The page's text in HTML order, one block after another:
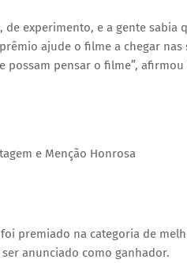
experimento, e a gente sabia
ajude o filme a chegar nas
possam pensar o filme”, afirmou
e Menção Honrosa
premiado na categoria de
anunciado como ganhador.